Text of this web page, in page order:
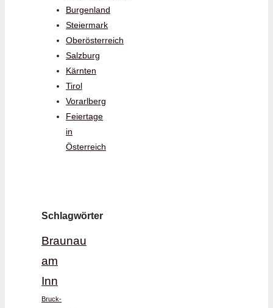
Burgenland
Steiermark
Oberösterreich
Salzburg
Kärnten
Tirol
Vorarlberg
Feiertage
in
Österreich
Schlagwörter
Braunau
am
Inn
Bruck-